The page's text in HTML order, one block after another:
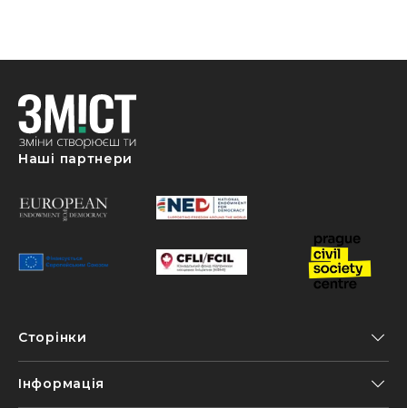
Наші партнери
Сторінки
Інформація